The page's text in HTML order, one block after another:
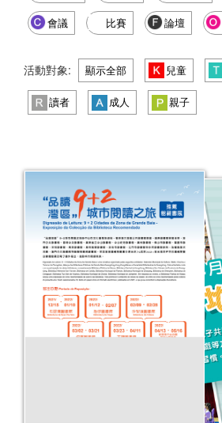
會議 比賽 論壇
活動對象: 顯示全部 兒童
讀者 成人 親子